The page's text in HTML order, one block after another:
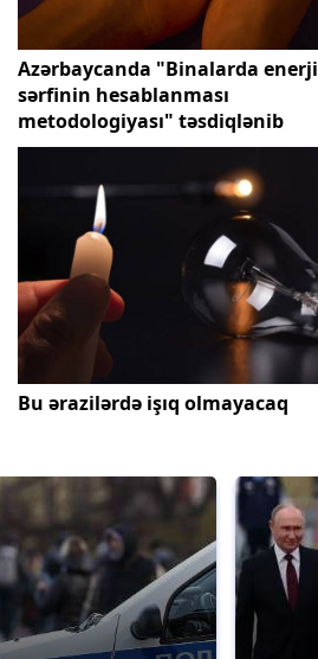
Azərbaycanda "Binalarda enerji
sərfinin hesablanması
metodologiyası" təsdiqlənib
Bu ərazilərdə işıq olmayacaq